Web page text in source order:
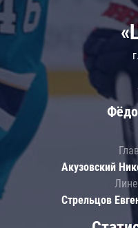
Акузовский
Стрельцов